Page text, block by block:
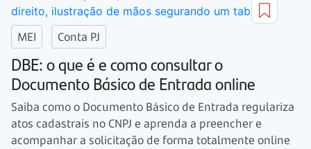
MEI Conta PJ
DBE: o que é e como consultar o
Documento Básico de Entrada online
Saiba como o Documento Básico de Entrada regulariza
atos cadastrais no CNPJ e aprenda a preencher e
acompanhar a solicitação de forma totalmente online